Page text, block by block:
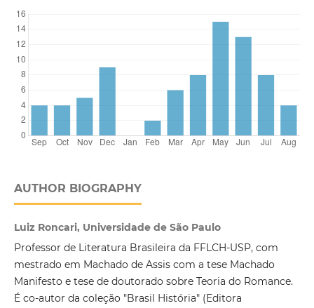
AUTHOR BIOGRAPHY
Luiz Roncari, Universidade de São Paulo
Professor de Literatura Brasileira da FFLCH-USP, com
mestrado em Machado de Assis com a tese Machado
Manifesto e tese de doutorado sobre Teoria do Romance.
É co-autor da coleção "Brasil História" (Editora